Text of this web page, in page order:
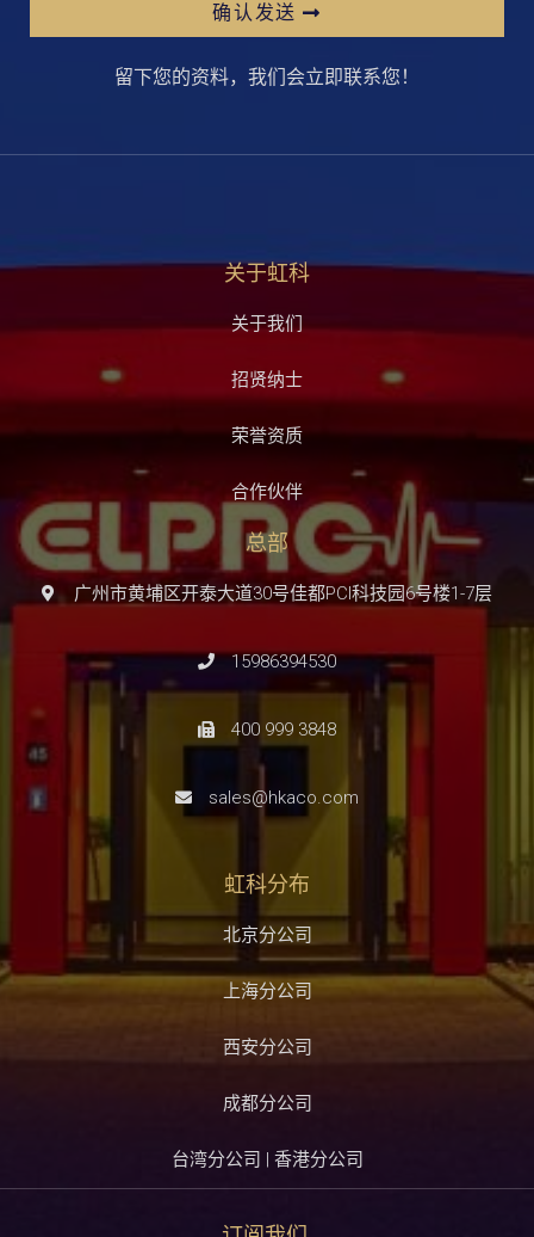
确认发送
留下您的资料，我们会立即联系您！
关于虹科
关于我们
招贤纳士
荣誉资质
合作伙伴
总部
广州市黄埔区开泰大道30号佳都PCI科技园6号楼1-7层
15986394530
400 999 3848
sales@hkaco.com
虹科分布
北京分公司
上海分公司
西安分公司
成都分公司
台湾分公司 | 香港分公司